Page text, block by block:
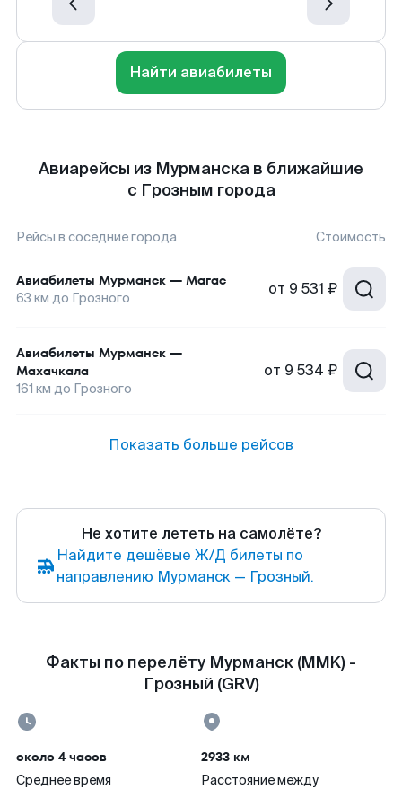
Найти авиабилеты
Авиарейсы из Мурманска в ближайшие
с Грозным города
Рейсы в соседние города Стоимость
Авиабилеты Мурманск — Магас
63 км до Грозного от 9 531 ₽
Авиабилеты Мурманск —
Махачкала
161 км до Грозного
от 9 534 ₽
Показать больше рейсов
Не хотите лететь на самолёте?
Найдите дешёвые Ж/Д билеты по
направлению Мурманск — Грозный.
Факты по перелёту Мурманск (MMK) -
Грозный (GRV)
около 4 часов
Среднее время
2933 км
Расстояние между